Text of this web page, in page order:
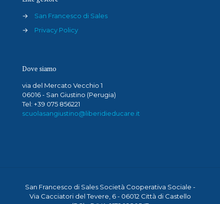
→
San Francesco di Sales
→
Privacy Policy
Dove siamo
via del Mercato Vecchio 1
06016 - San Giustino (Perugia)
Tel: +39 075 856221
scuolasangiustino@liberidieducare.it
San Francesco di Sales Società Cooperativa Sociale -
Via Cacciatori del Tevere, 6 - 06012 Città di Castello